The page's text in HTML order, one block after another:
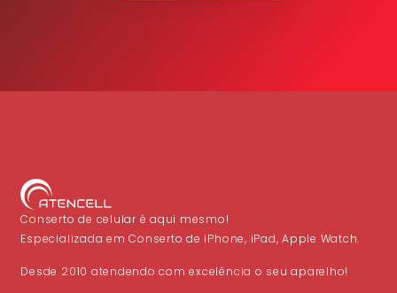
Conserto de celular é aqui mesmo!
Especializada em Conserto de iPhone, iPad, Apple Watch.
Desde 2010 atendendo com excelência o seu aparelho!